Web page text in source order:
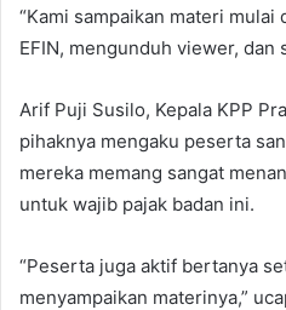
“Kami sampaikan materi mulai
EFIN, mengunduh viewer, dan
Arif Puji Susilo, Kepala KPP
pihaknya mengaku peserta
mereka memang sangat
untuk wajib pajak badan ini.
“Peserta juga aktif bertanya
menyampaikan materinya,”